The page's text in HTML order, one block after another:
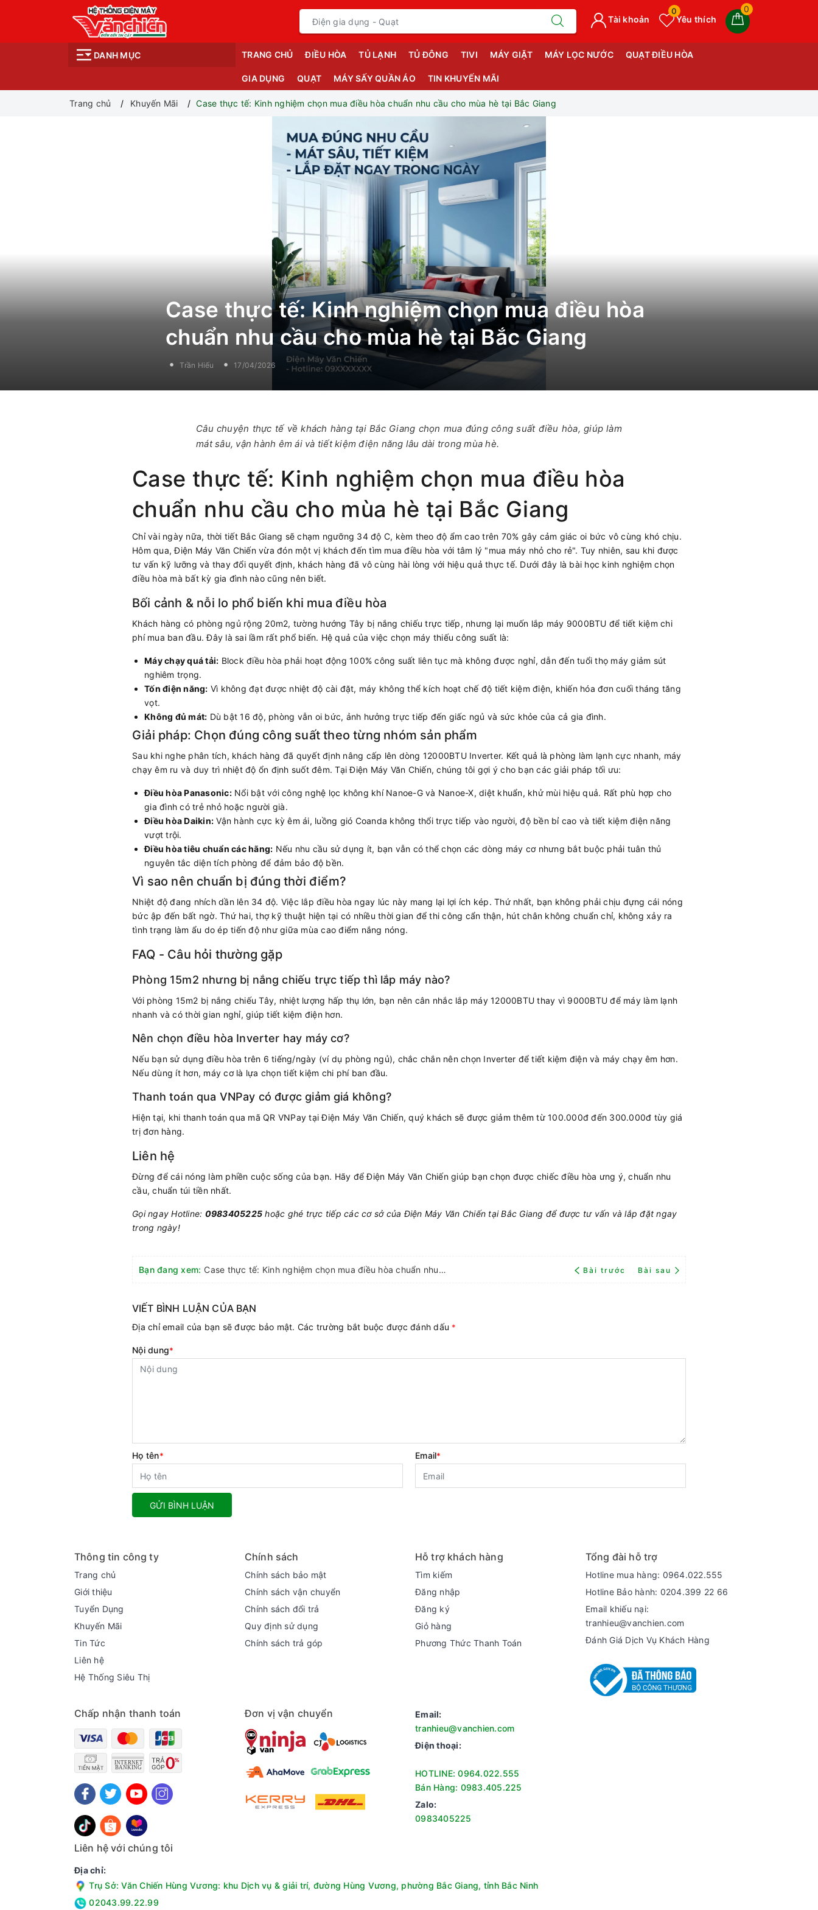
0
Yêu thích
0
Tài khoản
DANH MỤC TRANG CHỦ ĐIỀU HÒA TỦ LẠNH TỦ ĐÔNG TIVI MÁY GIẶT MÁY LỌC NƯỚC QUẠT ĐIỀU HÒA
GIA DỤNG QUẠT MÁY SẤY QUẦN ÁO TIN KHUYẾN MÃI
Trang chủ Khuyến Mãi Case thực tế: Kinh nghiệm chọn mua điều hòa chuẩn nhu cầu cho mùa hè tại Bắc Giang
Case thực tế: Kinh nghiệm chọn mua điều hòa
chuẩn nhu cầu cho mùa hè tại Bắc Giang
Trần Hiếu 17/04/2026
Câu chuyện thực tế về khách hàng tại Bắc Giang chọn mua đúng công suất điều hòa, giúp làm
mát sâu, vận hành êm ái và tiết kiệm điện năng lâu dài trong mùa hè.
Case thực tế: Kinh nghiệm chọn mua điều hòa
chuẩn nhu cầu cho mùa hè tại Bắc Giang
Chỉ vài ngày nữa, thời tiết Bắc Giang sẽ chạm ngưỡng 34 độ C, kèm theo độ ẩm cao trên 70% gây cảm giác oi bức vô cùng khó chịu.
Hôm qua, Điện Máy Văn Chiến vừa đón một vị khách đến tìm mua điều hòa với tâm lý "mua máy nhỏ cho rẻ". Tuy nhiên, sau khi được
tư vấn kỹ lưỡng và thay đổi quyết định, khách hàng đã vô cùng hài lòng với hiệu quả thực tế. Dưới đây là bài học kinh nghiệm chọn
điều hòa mà bất kỳ gia đình nào cũng nên biết.
Bối cảnh & nỗi lo phổ biến khi mua điều hòa
Khách hàng có phòng ngủ rộng 20m2, tường hướng Tây bị nắng chiếu trực tiếp, nhưng lại muốn lắp máy 9000BTU để tiết kiệm chi
phí mua ban đầu. Đây là sai lầm rất phổ biến. Hệ quả của việc chọn máy thiếu công suất là:
Máy chạy quá tải: Block điều hòa phải hoạt động 100% công suất liên tục mà không được nghỉ, dẫn đến tuổi thọ máy giảm sút
nghiêm trọng.
Tốn điện năng: Vì không đạt được nhiệt độ cài đặt, máy không thể kích hoạt chế độ tiết kiệm điện, khiến hóa đơn cuối tháng tăng
vọt.
Không đủ mát: Dù bật 16 độ, phòng vẫn oi bức, ảnh hưởng trực tiếp đến giấc ngủ và sức khỏe của cả gia đình.
Giải pháp: Chọn đúng công suất theo từng nhóm sản phẩm
Sau khi nghe phân tích, khách hàng đã quyết định nâng cấp lên dòng 12000BTU Inverter. Kết quả là phòng làm lạnh cực nhanh, máy
chạy êm ru và duy trì nhiệt độ ổn định suốt đêm. Tại Điện Máy Văn Chiến, chúng tôi gợi ý cho bạn các giải pháp tối ưu:
Điều hòa Panasonic:Nổi bật với công nghệ lọc không khí Nanoe-G và Nanoe-X, diệt khuẩn, khử mùi hiệu quả. Rất phù hợp cho
gia đình có trẻ nhỏ hoặc người già.
Điều hòa Daikin: Vận hành cực kỳ êm ái, luồng gió Coanda không thổi trực tiếp vào người, độ bền bỉ cao và tiết kiệm điện năng
vượt trội.
Điều hòa tiêu chuẩn các hãng: Nếu nhu cầu sử dụng ít, bạn vẫn có thể chọn các dòng máy cơ nhưng bắt buộc phải tuân thủ
nguyên tắc diện tích phòng để đảm bảo độ bền.
Vì sao nên chuẩn bị đúng thời điểm?
Nhiệt độ đang nhích dần lên 34 độ. Việc lắp điều hòa ngay lúc này mang lại lợi ích kép. Thứ nhất, bạn không phải chịu đựng cái nóng
bức ập đến bất ngờ. Thứ hai, thợ kỹ thuật hiện tại có nhiều thời gian để thi công cẩn thận, hút chân không chuẩn chỉ, không xảy ra
tình trạng làm ẩu do ép tiến độ như giữa mùa cao điểm nắng nóng.
FAQ - Câu hỏi thường gặp
Phòng 15m2 nhưng bị nắng chiếu trực tiếp thì lắp máy nào?
Với phòng 15m2 bị nắng chiếu Tây, nhiệt lượng hấp thụ lớn, bạn nên cân nhắc lắp máy 12000BTU thay vì 9000BTU để máy làm lạnh
nhanh và có thời gian nghỉ, giúp tiết kiệm điện hơn.
Nên chọn điều hòa Inverter hay máy cơ?
Nếu bạn sử dụng điều hòa trên 6 tiếng/ngày (ví dụ phòng ngủ), chắc chắn nên chọn Inverter để tiết kiệm điện và máy chạy êm hơn.
Nếu dùng ít hơn, máy cơ là lựa chọn tiết kiệm chi phí ban đầu.
Thanh toán qua VNPay có được giảm giá không?
Hiện tại, khi thanh toán qua mã QR VNPay tại Điện Máy Văn Chiến, quý khách sẽ được giảm thêm từ 100.000đ đến 300.000đ tùy giá
trị đơn hàng.
Liên hệ
Đừng để cái nóng làm phiền cuộc sống của bạn. Hãy để Điện Máy Văn Chiến giúp bạn chọn được chiếc điều hòa ưng ý, chuẩn nhu
cầu, chuẩn túi tiền nhất.
Gọi ngay Hotline: 0983405225 hoặc ghé trực tiếp các cơ sở của Điện Máy Văn Chiến tại Bắc Giang để được tư vấn và lắp đặt ngay
trong ngày!
Bạn đang xem: Case thực tế: Kinh nghiệm chọn mua điều hòa chuẩn nhu cầu cho mùa hè tại Bắc Giang Bài trước Bài sau
VIẾT BÌNH LUẬN CỦA BẠN
Địa chỉ email của bạn sẽ được bảo mật. Các trường bắt buộc được đánh dấu *
Nội dung*
Họ tên* Email*
GỬI BÌNH LUẬN
Thông tin công ty
Trang chủ
Giới thiệu
Tuyển Dụng
Khuyến Mãi
Tin Tức
Liên hệ
Hệ Thống Siêu Thị
Chính sách
Chính sách bảo mật
Chính sách vận chuyển
Chính sách đổi trả
Quy định sử dụng
Chính sách trả góp
Hỗ trợ khách hàng
Tìm kiếm
Đăng nhập
Đăng ký
Giỏ hàng
Phương Thức Thanh Toán
Tổng đài hỗ trợ
Hotline mua hàng: 0964.022.555
Hotline Bảo hành: 0204.399 22 66
Email khiếu nại:
tranhieu@vanchien.com
Đánh Giá Dịch Vụ Khách Hàng
Chấp nhận thanh toán Đơn vị vận chuyển
Email:
tranhieu@vanchien.com
Điện thoại:
HOTLINE: 0964.022.555
Bán Hàng: 0983.405.225
Zalo:
0983405225
Liên hệ với chúng tôi
Địa chỉ:
Trụ Sở: Văn Chiến Hùng Vương: khu Dịch vụ & giải trí, đường Hùng Vương, phường Bắc Giang, tỉnh Bắc Ninh
02043.99.22.99